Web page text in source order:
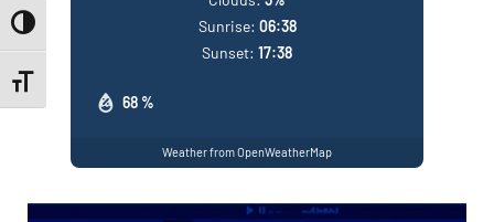
Toggle High Contrast
Toggle Font size
68 %
Sunrise: 06:38
Sunset: 17:38
Weather from OpenWeatherMap